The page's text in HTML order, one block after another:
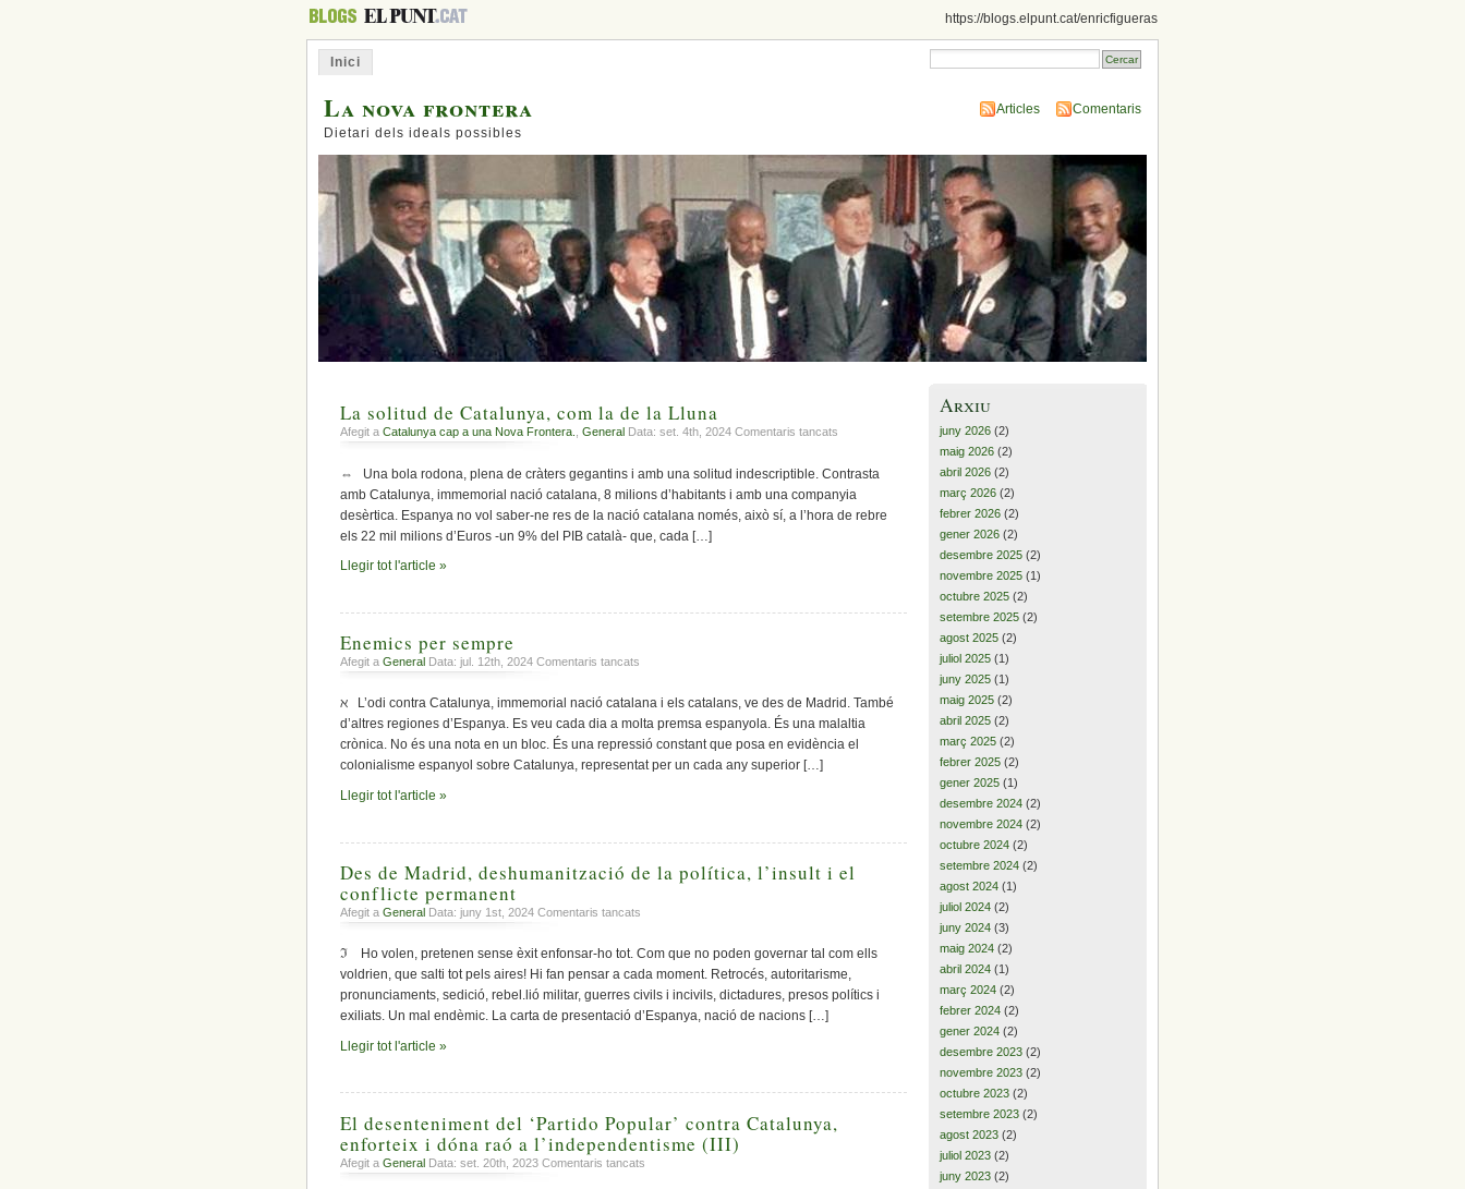
https://blogs.elpunt.cat/enricfigueras
Inici
La nova frontera
Dietari dels ideals possibles
Articles Comentaris
La solitud de Catalunya, com la de la Lluna
Afegit a Catalunya cap a una Nova Frontera. General Data: set. 4th, 2024 Comentaris tancats
solitud
Catalunya,
com
⇔ Una bola rodona, plena de cràters gegantins i amb una solitud indescriptible. Contrasta
amb Catalunya, immemorial nació catalana, 8 milions d’habitants i amb una companyia
desèrtica. Espanya no vol saber-ne res de la nació catalana només, això sí, a l’hora de rebre
els 22 mil milions d’Euros -un 9% del PIB català- que, cada […]
Llegir tot l'article »
Enemics per sempre
Afegit a General Data: jul. 12th, 2024 Comentaris tancats
per
sempre
ℵ L’odi contra Catalunya, immemorial nació catalana i els catalans, ve des de Madrid. També
d’altres regiones d’Espanya. Es veu cada dia a molta premsa espanyola. És una malaltia
crònica. No és una nota en un bloc. És una repressió constant que posa en evidència el
colonialisme espanyol sobre Catalunya, representat per un cada any superior […]
Llegir tot l'article »
Des de Madrid, deshumanització de la política, l’insult i el
conflicte permanent
Afegit a General Data: juny 1st, 2024 Comentaris tancats
de
Madrid,
de
la
el
conflicte
permanent
ℑ Ho volen, pretenen sense èxit enfonsar-ho tot. Com que no poden governar tal com ells
voldrien, que salti tot pels aires! Hi fan pensar a cada moment. Retrocés, autoritarisme,
pronunciaments, sedició, rebel.lió militar, guerres civils i incivils, dictadures, presos polítics i
exiliats. Un mal endèmic. La carta de presentació d’Espanya, nació de nacions […]
Llegir tot l'article »
El desenteniment del ‘Partido Popular’ contra Catalunya,
enforteix i dóna raó a l’independentisme (III)
Afegit a General Data: set. 20th, 2023 Comentaris tancats
Arxiu
juny 2026 (2)
maig 2026 (2)
abril 2026 (2)
març 2026 (2)
febrer 2026 (2)
gener 2026 (2)
desembre 2025 (2)
novembre 2025 (1)
octubre 2025 (2)
setembre 2025 (2)
agost 2025 (2)
juliol 2025 (1)
juny 2025 (1)
maig 2025 (2)
abril 2025 (2)
març 2025 (2)
febrer 2025 (2)
gener 2025 (1)
desembre 2024 (2)
novembre 2024 (2)
octubre 2024 (2)
setembre 2024 (2)
agost 2024 (1)
juliol 2024 (2)
juny 2024 (3)
maig 2024 (2)
abril 2024 (1)
març 2024 (2)
febrer 2024 (2)
gener 2024 (2)
desembre 2023 (2)
novembre 2023 (2)
octubre 2023 (2)
setembre 2023 (2)
agost 2023 (2)
juliol 2023 (2)
juny 2023 (2)